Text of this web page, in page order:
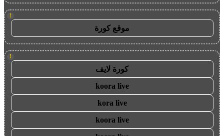
!
موقع كورة
!
كورة لايف
koora live
kora live
koora live